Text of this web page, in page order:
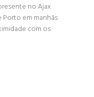
no Ajax
Porto em manhãs
com os